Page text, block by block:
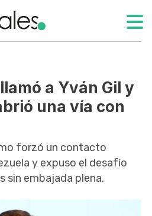
a Yván Gil y
una vía con
forzó un contacto
y expuso el desafío
sin embajada plena.